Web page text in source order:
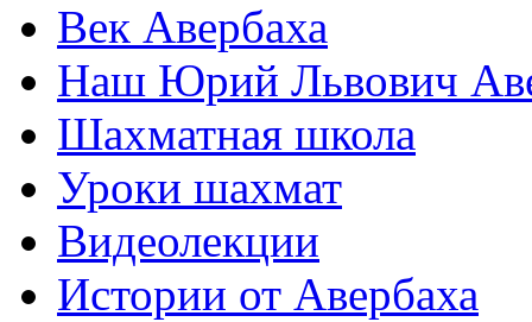
Век Авербаха
Наш Юрий Львович
Шахматная школа
Уроки шахмат
Видеолекции
Истории от Авербаха